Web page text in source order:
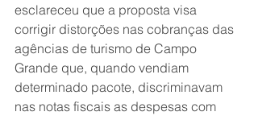
esclareceu que a proposta visa
corrigir distorções nas cobranças das
agências de turismo de Campo
Grande que, quando vendiam
determinado pacote, discriminavam
nas notas fiscais as despesas com